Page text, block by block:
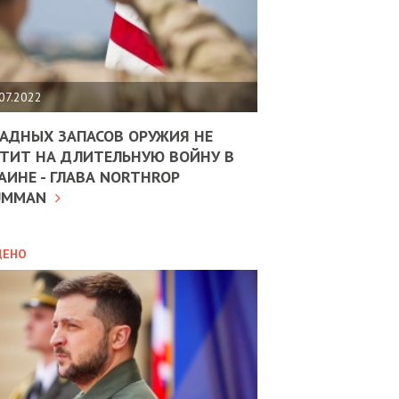
ЗАПАСОВ ОРУЖИЯ НЕ
НА ДЛИТЕЛЬНУЮ ВОЙНУ В
- ГЛАВА NORTHROP
10.02.2025